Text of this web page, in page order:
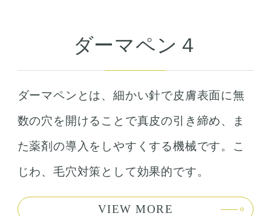
ダーマペン４
ダーマペンとは、細かい針で皮膚表面に無
数の穴を開けることで真皮の引き締め、ま
た薬剤の導入をしやすくする機械です。こ
じわ、毛穴対策として効果的です。
VIEW MORE